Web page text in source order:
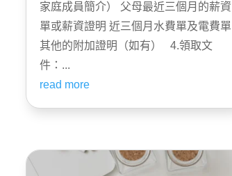
家庭成員簡介） 父母最近三個月的薪資
單或薪資證明 近三個月水費單及電費單
其他的附加證明（如有） 4.領取文
件：...
read more